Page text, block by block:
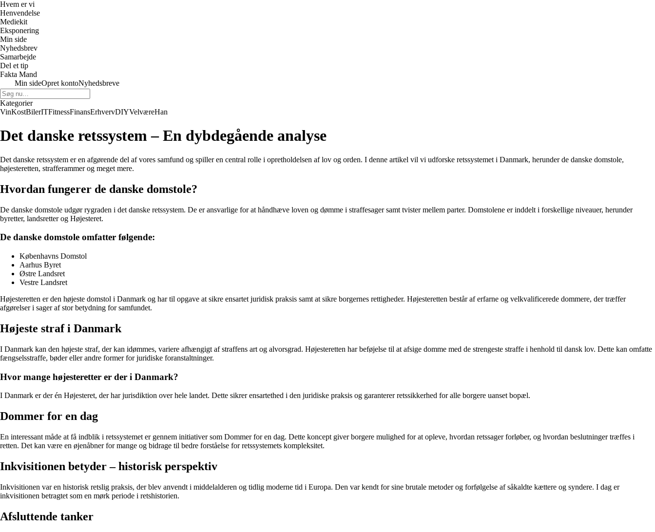
Hvem er vi
Henvendelse
Mediekit
Eksponering
Min side
Nyhedsbrev
Samarbejde
Del et tip
Fakta Mand
Min sideOpret kontoNyhedsbreve
Kategorier
VinKostBilerITFitnessFinansErhvervDIYVelværeHan
Det danske retssystem – En dybdegående analyse
Det danske retssystem er en afgørende del af vores samfund og spiller en central rolle i opretholdelsen af lov og orden. I denne artikel vil vi udforske retssystemet i Danmark, herunder de danske domstole,
højesteretten, strafferammer og meget mere.
Hvordan fungerer de danske domstole?
De danske domstole udgør rygraden i det danske retssystem. De er ansvarlige for at håndhæve loven og dømme i straffesager samt tvister mellem parter. Domstolene er inddelt i forskellige niveauer, herunder
byretter, landsretter og Højesteret.
De danske domstole omfatter følgende:
Københavns Domstol
Aarhus Byret
Østre Landsret
Vestre Landsret
Højesteretten er den højeste domstol i Danmark og har til opgave at sikre ensartet juridisk praksis samt at sikre borgernes rettigheder. Højesteretten består af erfarne og velkvalificerede dommere, der træffer
afgørelser i sager af stor betydning for samfundet.
Højeste straf i Danmark
I Danmark kan den højeste straf, der kan idømmes, variere afhængigt af straffens art og alvorsgrad. Højesteretten har beføjelse til at afsige domme med de strengeste straffe i henhold til dansk lov. Dette kan omfatte
fængselsstraffe, bøder eller andre former for juridiske foranstaltninger.
Hvor mange højesteretter er der i Danmark?
I Danmark er der én Højesteret, der har jurisdiktion over hele landet. Dette sikrer ensartethed i den juridiske praksis og garanterer retssikkerhed for alle borgere uanset bopæl.
Dommer for en dag
En interessant måde at få indblik i retssystemet er gennem initiativer som Dommer for en dag. Dette koncept giver borgere mulighed for at opleve, hvordan retssager forløber, og hvordan beslutninger træffes i
retten. Det kan være en øjenåbner for mange og bidrage til bedre forståelse for retssystemets kompleksitet.
Inkvisitionen betyder – historisk perspektiv
Inkvisitionen var en historisk retslig praksis, der blev anvendt i middelalderen og tidlig moderne tid i Europa. Den var kendt for sine brutale metoder og forfølgelse af såkaldte kættere og syndere. I dag er
inkvisitionen betragtet som en mørk periode i retshistorien.
Afsluttende tanker